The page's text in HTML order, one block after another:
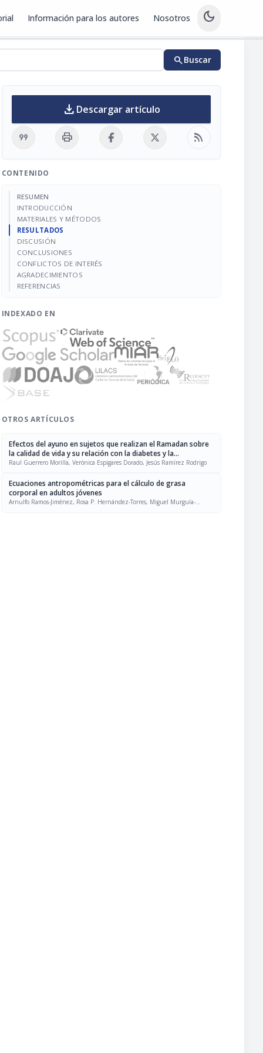
Información para los autores Nosotros dark_mode
searchBuscar
download Descargar artículo
format_quote print rss_feed
CONTENIDO
RESUMEN
INTRODUCCIÓN
MATERIALES Y MÉTODOS
RESULTADOS
DISCUSIÓN
CONCLUSIONES
CONFLICTOS DE INTERÉS
AGRADECIMIENTOS
REFERENCIAS
INDEXADO EN
OTROS ARTÍCULOS
Efectos del ayuno en sujetos que realizan el Ramadan sobre
la calidad de vida y su relación con la diabetes y la
hipertensión
Raul Guerrero Morilla, Verónica Espigares Dorado, Jesús Ramírez Rodrigo
Ecuaciones antropométricas para el cálculo de grasa
corporal en adultos jóvenes
Arnulfo Ramos-Jiménez, Rosa P. Hernández-Torres, Miguel Murguía-